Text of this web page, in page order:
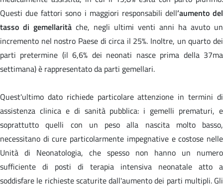
Questi due fattori sono i maggiori responsabili dell’aumento del
tasso di gemellarità che, negli ultimi venti anni ha avuto un
incremento nel nostro Paese di circa il 25%. Inoltre, un quarto dei
parti pretermine (il 6,6% dei neonati nasce prima della 37ma
settimana) è rappresentato da parti gemellari.
Quest'ultimo dato richiede particolare attenzione in termini di
assistenza clinica e di sanità pubblica: i gemelli prematuri, e
soprattutto quelli con un peso alla nascita molto basso,
necessitano di cure particolarmente impegnative e costose nelle
Unità di Neonatologia, che spesso non hanno un numero
sufficiente di posti di terapia intensiva neonatale atto a
soddisfare le richieste scaturite dall'aumento dei parti multipli. Gli